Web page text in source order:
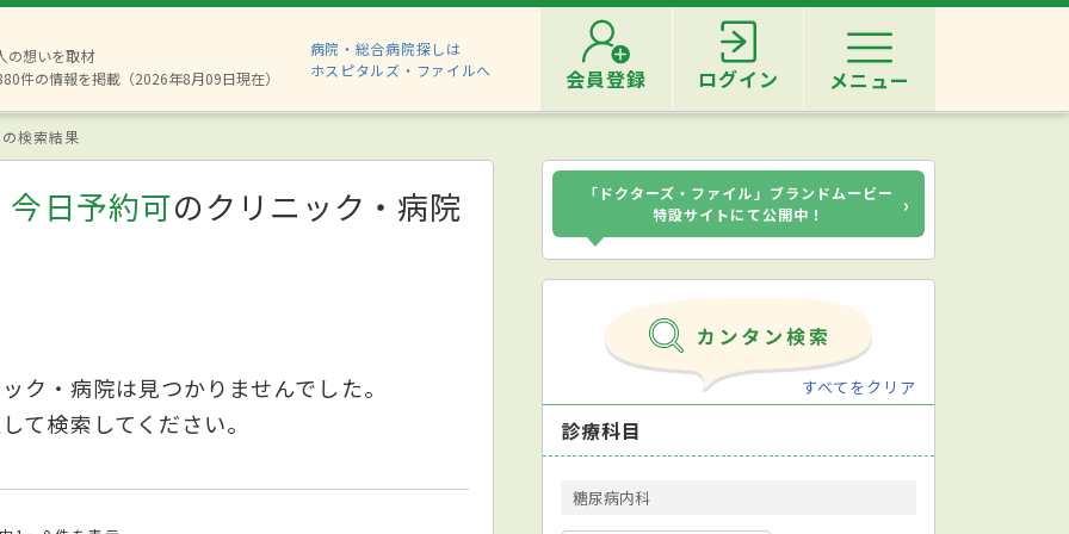
の想いを取材
件の情報を掲載（2026年8月09日現在）
病院・総合病院探しは
ホスピタルズ・ファイルへ
会員登録 ログイン メニュー
検索結果
日予約可のクリニック・病院
ク・病院は見つかりませんでした。
て検索してください。
「ドクターズ・ファイル」ブランドムービー
特設サイトにて公開中！
›
すべてをクリア
診療科目
糖尿病内科